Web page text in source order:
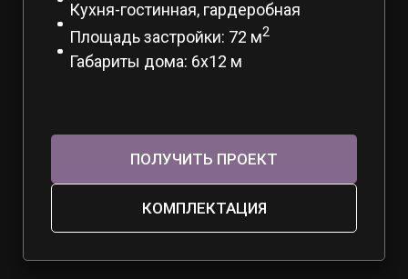
Кухня-гостинная, гардеробная
Площадь застройки: 72 м2
Габариты дома: 6х12 м
ПОЛУЧИТЬ ПРОЕКТ
КОМПЛЕКТАЦИЯ